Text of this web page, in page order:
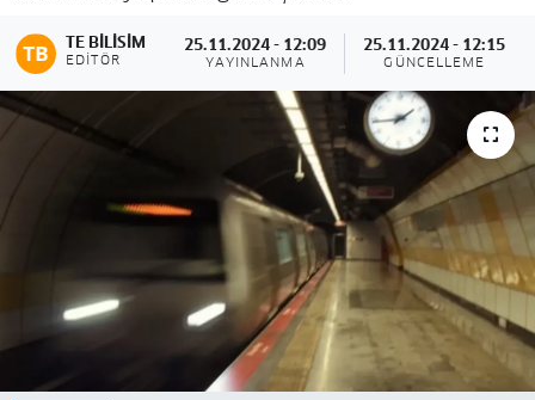
TE BILISIM
EDITÖR
25.11.2024 - 12:09
YAYINLANMA
25.11.2024 - 12:15
GÜNCELLEME